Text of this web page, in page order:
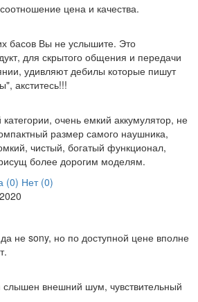
цена и качества.
басов Вы не услышите. Это
для скрытого общения и передачи
удивляют дебилы которые пишут
акститесь!!!
очень емкий аккумулятор, не
размер самого наушника,
чистый, богатый функционал,
более дорогим моделям.
(0) Нет (0)
не sony, но по доступной цене вполне
внешний шум, чувствительный